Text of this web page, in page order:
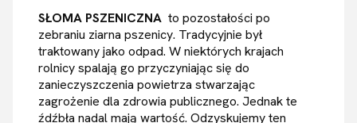
SŁOMA PSZENICZNA to pozostałości po
zebraniu ziarna pszenicy. Tradycyjnie był
traktowany jako odpad. W niektórych krajach
rolnicy spalają go przyczyniając się do
zanieczyszczenia powietrza stwarzając
zagrożenie dla zdrowia publicznego. Jednak te
źdźbła nadal mają wartość. Odzyskujemy ten